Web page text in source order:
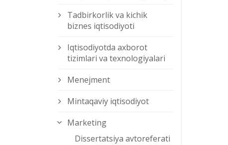
Tadbirkorlik va kichik
biznes iqtisodiyoti
Iqtisodiyotda axborot
tizimlari va texnologiyalari
Menejment
Mintaqaviy iqtisodiyot
Marketing
Dissertatsiya avtoreferati